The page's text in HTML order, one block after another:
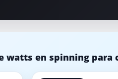
Bicicletas para casa
Comparativa de bicicletas
Accesorios para la
watts en spinning para